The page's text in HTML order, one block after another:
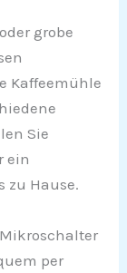
grobe
Kaffeemühle
Sie
ein
zu Hause.
Mikroschalter
per